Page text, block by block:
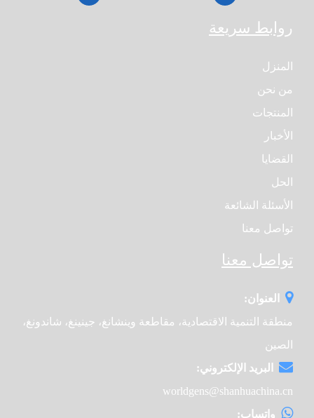
روابط سريعة
المنزل
من نحن
المنتجات
الأخبار
القضايا
الحل
الأسئلة الشائعة
تواصل معنا
تواصل معنا
العنوان:
منطقة التنمية الاقتصادية، مقاطعة وينشانغ، جينينغ، شاندونغ،
الصين
البريد الإلكتروني:
worldgens@shanhuachina.cn
واتساب: